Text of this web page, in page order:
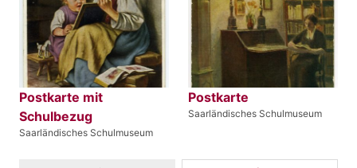
Postkarte mit
Schulbezug
Saarländisches Schulmuseum
Postkarte
Saarländisches Schulmuseum